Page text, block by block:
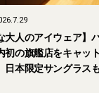
ア】パリ発「イジ
ャットストリート
ラスも登場